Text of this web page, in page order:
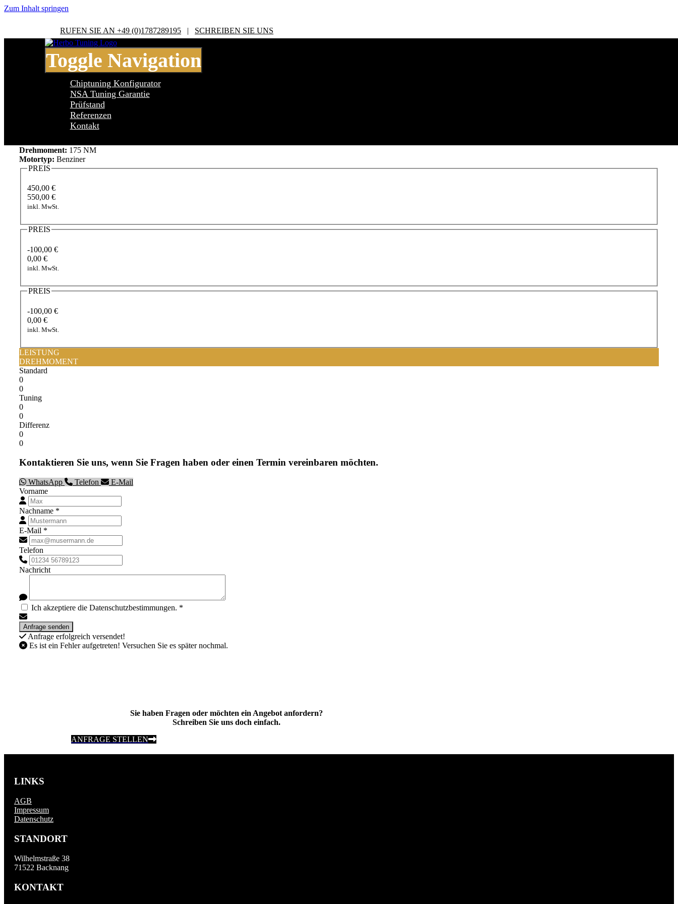
Zum Inhalt springen
RUFEN SIE AN +49 (0)1787289195 | SCHREIBEN SIE UNS
Toggle Navigation
Chiptuning Konfigurator
NSA Tuning Garantie
Prüfstand
Referenzen
Kontakt
Audi A1 GB 25 TFSi 1.0T
Drehmoment: 175 NM
Motortyp: Benziner
PREIS
450,00 €
550,00 €
inkl. MwSt.
PREIS
-100,00 €
0,00 €
inkl. MwSt.
PREIS
-100,00 €
0,00 €
inkl. MwSt.
LEISTUNG
DREHMOMENT
Standard
0
0
Tuning
0
0
Differenz
0
0
Kontaktieren Sie uns, wenn Sie Fragen haben oder einen Termin vereinbaren möchten.
WhatsApp Telefon
E-Mail
Vorname
Nachname *
E-Mail *
Telefon
Nachricht
Ich akzeptiere die Datenschutzbestimmungen. *
Anfrage erfolgreich versendet!
Es ist ein Fehler aufgetreten! Versuchen Sie es später nochmal.
Sie haben Fragen oder möchten ein Angebot anfordern?
Schreiben Sie uns doch einfach.
ANFRAGE STELLEN
LINKS
AGB
Impressum
Datenschutz
STANDORT
Wilhelmstraße 38
71522 Backnang
KONTAKT